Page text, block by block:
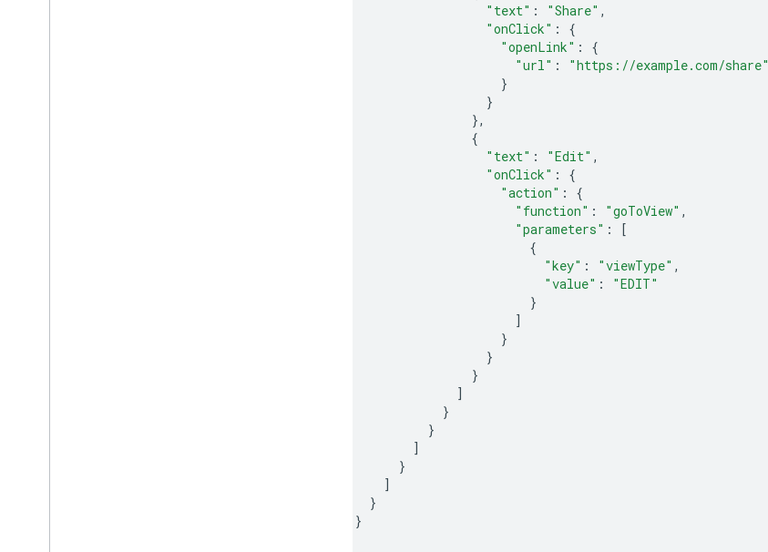
"text" : "Share" ,
"onClick" :
{
"openLink" :
{
"url" :
"https://example.com/share"
}
}
},
{
"text" : "Edit" ,
"onClick" :
{
"action" :
{
"function" : "goToView" ,
"parameters" :
[
{
"key" : "viewType" ,
"value" :
"EDIT"
}
]
}
}
}
]
}
}
]
}
]
}
}